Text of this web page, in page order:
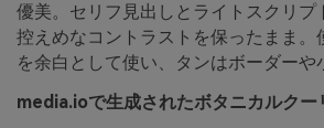
優美。セリフ見出しとライトスクリプ
控えめなコントラストを保ったまま。
を余白として使い、タンはボーダーや
media.ioで生成されたボタニカルクー